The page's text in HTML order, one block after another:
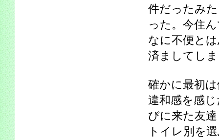
件だったみ
った。今住
なに不便と
済ましてし
確かに最初
違和感を感
びに来た友
トイレ別を